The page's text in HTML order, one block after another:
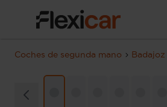
Coches de segunda mano Badajoz